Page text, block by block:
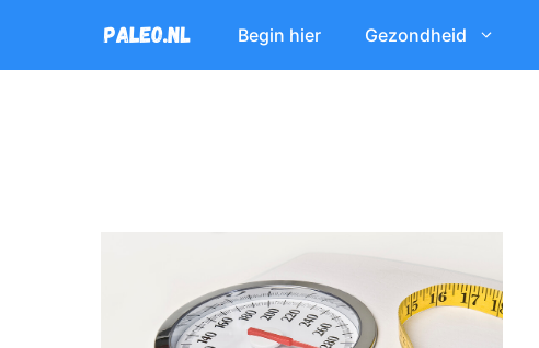
de
Begin hier Gezondheid